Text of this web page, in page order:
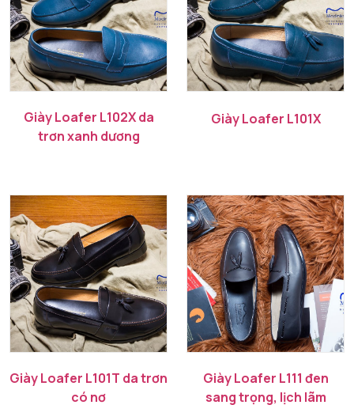
Giày Loafer L102X da
trơn xanh dương
Giày Loafer L101X
Giày Loafer L101T da trơn
có nơ
Giày Loafer L111 đen
sang trọng, lịch lãm